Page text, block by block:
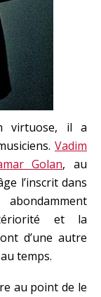
virtuose, il a
Vadim
Golan, au
l’inscrit dans
et la
d’une autre
temps.
au point de le